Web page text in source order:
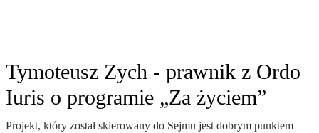
Tymoteusz Zych - prawnik z Ordo
Iuris o programie „Za życiem”
Projekt, który został skierowany do Sejmu jest dobrym punktem